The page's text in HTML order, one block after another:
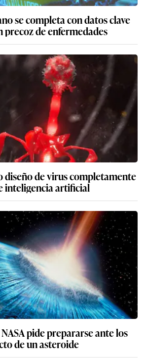
se completa con datos clave
precoz de enfermedades
diseño de virus completamente
inteligencia artificial
pide prepararse ante los
de un asteroide